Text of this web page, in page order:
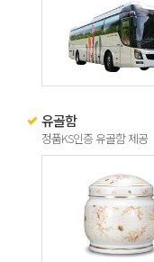
유골함
정품KS인증 유골함 제공